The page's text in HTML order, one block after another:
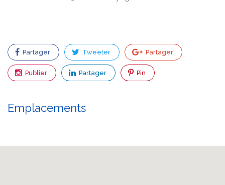
Partager Tweeter Partager
Publier Partager Pin
Emplacements